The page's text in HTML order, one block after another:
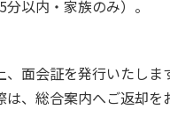
内・家族のみ）。
面会証を発行いたし
、総合案内へご返却を